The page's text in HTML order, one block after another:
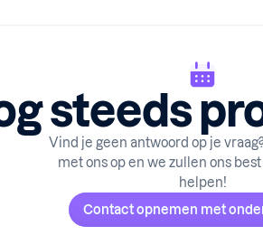
steeds
Vind je geen antwoord op je
met ons op en we zullen ons
helpen!
Contact opnemen met